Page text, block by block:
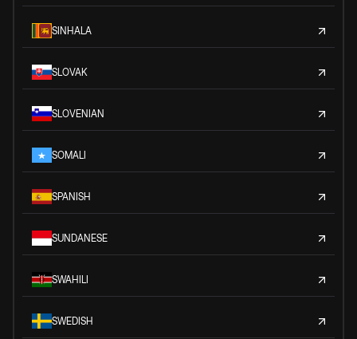
SINHALA
SLOVAK
SLOVENIAN
SOMALI
SPANISH
SUNDANESE
SWAHILI
SWEDISH